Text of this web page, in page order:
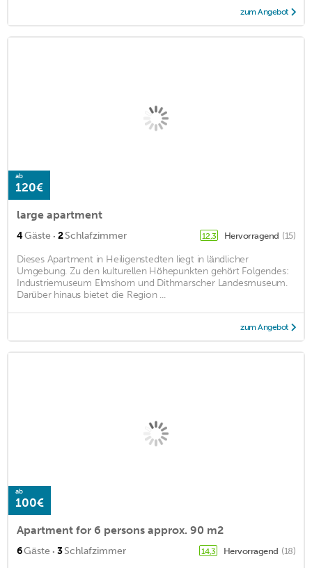
zum Angebot
ab
120€
large apartment
4Gäste · 2Schlafzimmer 12,3 Hervorragend (15)
Dieses Apartment in Heiligenstedten liegt in ländlicher
Umgebung. Zu den kulturellen Höhepunkten gehört Folgendes:
Industriemuseum Elmshorn und Dithmarscher Landesmuseum.
Darüber hinaus bietet die Region ...
zum Angebot
ab
100€
Apartment for 6 persons approx. 90 m2
6Gäste · 3Schlafzimmer 14,3 Hervorragend (18)